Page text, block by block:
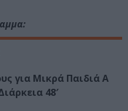
για Μικρά Παιδιά Α
48′